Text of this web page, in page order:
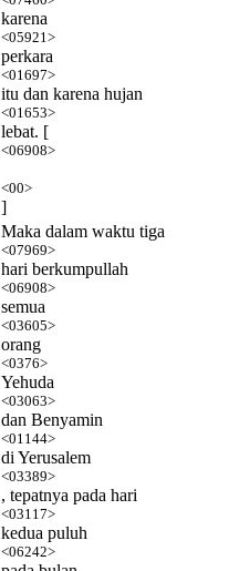
karena
<05921>
perkara
<01697>
itu dan karena hujan
<01653>
lebat. [
<06908>
<00>
]
Maka dalam waktu tiga
<07969>
hari berkumpullah
<06908>
semua
<03605>
orang
<0376>
Yehuda
<03063>
dan Benyamin
<01144>
di Yerusalem
<03389>
, tepatnya pada hari
<03117>
kedua puluh
<06242>